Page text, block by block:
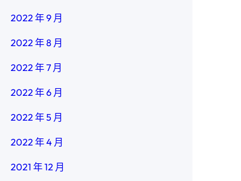
2022 年 9 月
2022 年 8 月
2022 年 7 月
2022 年 6 月
2022 年 5 月
2022 年 4 月
2021 年 12 月